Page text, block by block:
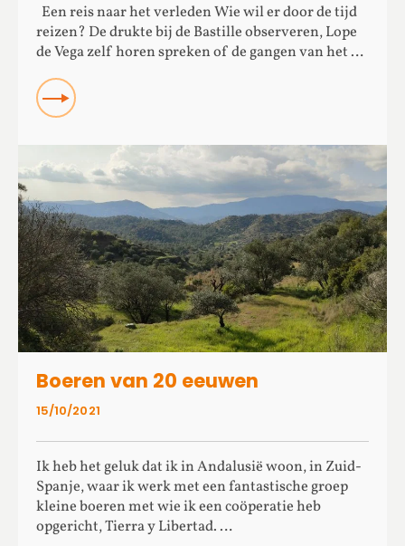
Een reis naar het verleden Wie wil er door de tijd
reizen? De drukte bij de Bastille observeren, Lope
de Vega zelf horen spreken of de gangen van het …
Read more about Een korte geschiedenis van onze
tafelolijf
15/10/2021
Boeren van 20 eeuwen
Ik heb het geluk dat ik in Andalusië woon, in Zuid-
Spanje, waar ik werk met een fantastische groep
kleine boeren met wie ik een coöperatie heb
opgericht, Tierra y Libertad. …